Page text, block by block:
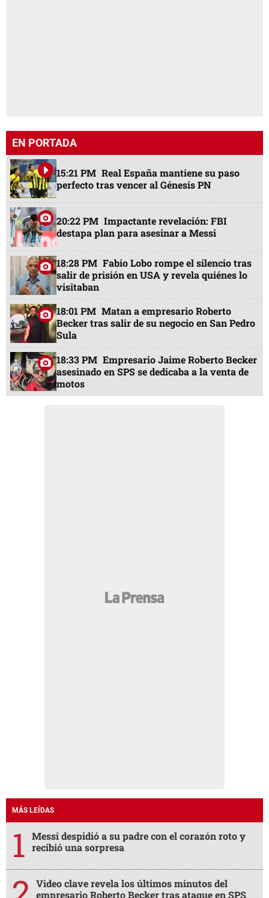
EN PORTADA
15:21 PM Real España mantiene su paso
perfecto tras vencer al Génesis PN
20:22 PM Impactante revelación: FBI
destapa plan para asesinar a Messi
18:28 PM Fabio Lobo rompe el silencio tras
salir de prisión en USA y revela quiénes lo
visitaban
18:01 PM Matan a empresario Roberto
Becker tras salir de su negocio en San Pedro
Sula
18:33 PM Empresario Jaime Roberto Becker
asesinado en SPS se dedicaba a la venta de
motos
MÁS LEÍDAS
Messi despidió a su padre con el corazón roto y
recibió una sorpresa
Video clave revela los últimos minutos del
empresario Roberto Becker tras ataque en SPS